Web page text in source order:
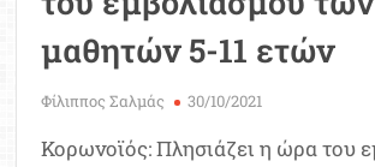
μαθητών 5-11 ετών
Φίλιππος Σαλμάς 30/10/2021
Κορωνοϊός: Πλησιάζει η ώρα του